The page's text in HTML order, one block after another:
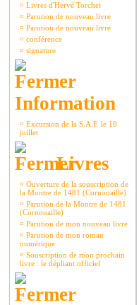
¤ Livres d'Hervé Torchet
¤ Parution de nouveau livre
¤ Parution de nouveau livre
¤ conférence
¤ signature
Information
¤ Excursion de la S.A.F. le 19
juillet
Livres
¤ Ouverture de la souscription de
la Montre de 1481 (Cornouaille)
¤ Parution de la Montre de 1481
(Cornouaille)
¤ Parution de mon nouveau livre
¤ Parution de mon roman
numérique
¤ Souscription de mon prochain
livre : le dépliant officiel